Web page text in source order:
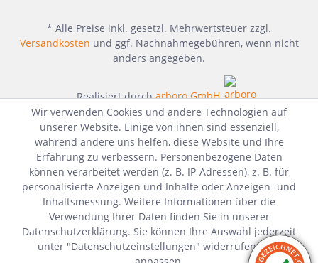
* Alle Preise inkl. gesetzl. Mehrwertsteuer zzgl.
Versandkosten und ggf. Nachnahmegebühren, wenn nicht
anders angegeben.
Realisiert durcharboro GmbH
Wir verwenden Cookies und andere Technologien auf
unserer Website. Einige von ihnen sind essenziell,
während andere uns helfen, diese Website und Ihre
Erfahrung zu verbessern. Personenbezogene Daten
können verarbeitet werden (z. B. IP-Adressen), z. B. für
personalisierte Anzeigen und Inhalte oder Anzeigen- und
Inhaltsmessung. Weitere Informationen über die
Verwendung Ihrer Daten finden Sie in unserer
Datenschutzerklärung. Sie können Ihre Auswahl jederzeit
unter "Datenschutzeinstellungen" widerrufen oder